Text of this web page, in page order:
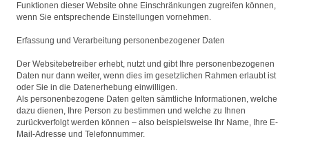
Funktionen dieser Website ohne Einschränkungen zugreifen können,
wenn Sie entsprechende Einstellungen vornehmen.
Erfassung und Verarbeitung personenbezogener Daten
Der Websitebetreiber erhebt, nutzt und gibt Ihre personenbezogenen
Daten nur dann weiter, wenn dies im gesetzlichen Rahmen erlaubt ist
oder Sie in die Datenerhebung einwilligen.
Als personenbezogene Daten gelten sämtliche Informationen, welche
dazu dienen, Ihre Person zu bestimmen und welche zu Ihnen
zurückverfolgt werden können – also beispielsweise Ihr Name, Ihre E-
Mail-Adresse und Telefonnummer.